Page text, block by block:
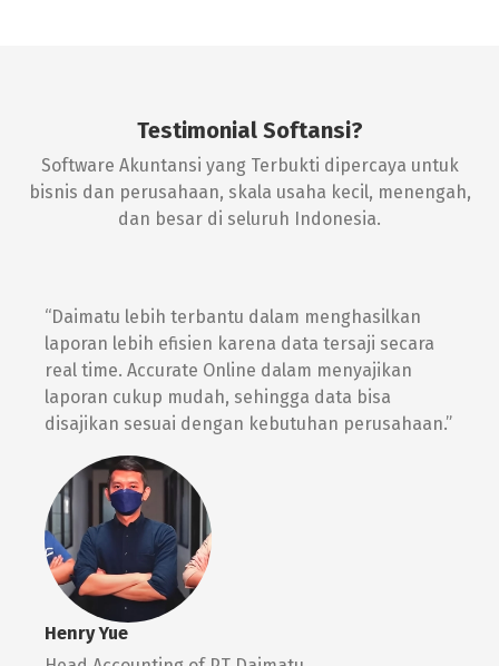
Testimonial Softansi?
Software Akuntansi yang Terbukti dipercaya untuk
bisnis dan perusahaan, skala usaha kecil, menengah,
dan besar di seluruh Indonesia.
“Daimatu lebih terbantu dalam menghasilkan
laporan lebih efisien karena data tersaji secara
real time. Accurate Online dalam menyajikan
laporan cukup mudah, sehingga data bisa
disajikan sesuai dengan kebutuhan perusahaan.”
Henry Yue